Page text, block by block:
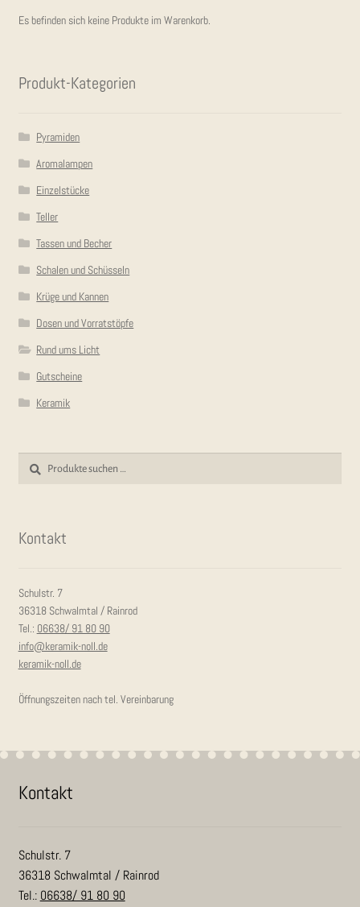
Es befinden sich keine Produkte im Warenkorb.
Pro­dukt-Kate­go­rien
Pyramiden
Aromalampen
Einzelstücke
Teller
Tassen und Becher
Schalen und Schüsseln
Krüge und Kannen
Dosen und Vorratstöpfe
Rund ums Licht
Gutscheine
Keramik
nach:
Kon­takt
Schulstr. 7
36318 Schwalmtal / Rainrod
Tel.: 06638/ 91 80 90
info@keramik-noll.de
keramik-noll.de
Öffnungszeiten nach tel. Vereinbarung
Kon­takt
Schulstr. 7
36318 Schwalmtal / Rainrod
Tel.: 06638/ 91 80 90